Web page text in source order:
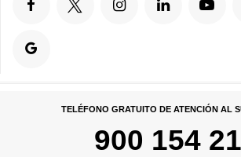
TELÉFONO GRATUITO DE ATENCIÓN AL
900 154